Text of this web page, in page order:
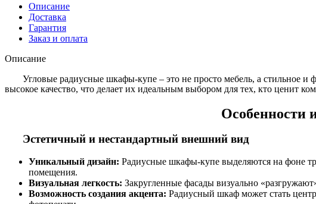
Описание
Доставка
Гарантия
Заказ и оплата
Описание
Угловые радиусные шкафы-купе – это не просто мебель, а стильное
высокое качество, что делает их идеальным выбором для тех, кто ценит
Особенности
Эстетичный и нестандартный внешний вид
Уникальный дизайн: Радиусные шкафы-купе выделяются на фоне
помещения.
Визуальная легкость: Закругленные фасады визуально
Возможность создания акцента: Радиусный шкаф может стать